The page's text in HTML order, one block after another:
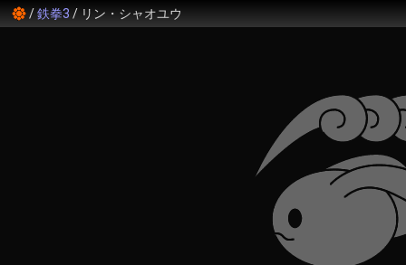
鉄拳3 リン・シャオユウ